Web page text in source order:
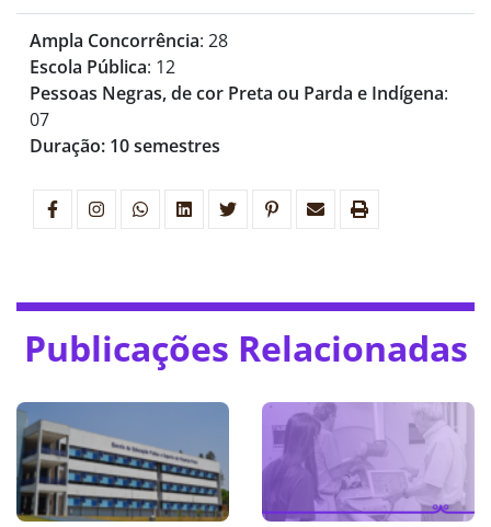
Ampla Concorrência: 28
Escola Pública: 12
Pessoas Negras, de cor Preta ou Parda e Indígena:
07
Duração: 10 semestres
Publicações Relacionadas